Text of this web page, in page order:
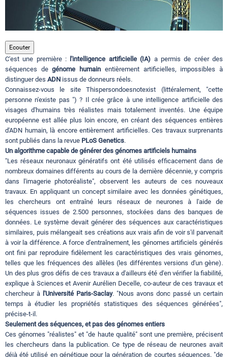
Evenements
Contact
Ecouter
C'est une première : l'intelligence artificielle (IA) a permis de créer des
séquences degénome humain entièrement artificielles, impossibles à
distinguer des ADN issus de donneurs réels.
Connaissez-vous le site Thispersondoesnotexist (littéralement, "cette
personne n'existe pas ") ? Il crée grâce à une intelligence artificielle des
visages d'humains très réalistes mais totalement inventés. Une équipe
européenne est allée plus loin encore, en créant des séquences entières
d'ADN humain, là encore entièrement artificielles. Ces travaux surprenants
sont publiés dans la revue PLoS Genetics.
Un algorithme capable de générer des génomes artificiels humains
"Les réseaux neuronaux génératifs ont été utilisés efficacement dans de
nombreux domaines différents au cours de la dernière décennie, y compris
dans l'imagerie photoréaliste", observent les auteurs de ces nouveaux
travaux. En appliquant un concept similaire avec les données génétiques,
les chercheurs ont entraîné leurs réseaux de neurones à l'aide de
séquences issues de 2.500 personnes, stockées dans des banques de
données. Le système devait générer des séquences aux caractéristiques
similaires, puis mélangeait ses créations aux vrais afin de voir s'il parvenait
à voir la différence. A force d'entraînement, les génomes artificiels générés
ont fini par reproduire fidèlement les caractéristiques des vrais génomes,
telles que les fréquences des allèles (les différentes versions d'un gène).
Un des plus gros défis de ces travaux a d'ailleurs été d'en vérifier la fiabilité,
explique à Sciences et Avenir Aurélien Decelle, co-auteur de ces travaux et
chercheur à l'Université Paris-Saclay. "Nous avons donc passé un certain
temps à étudier les propriétés statistiques des séquences générées",
précise-t-il.
Seulement des séquences, et pas des génomes entiers
Ces génomes "réalistes" et "de haute qualité" sont une première, précisent
les chercheurs dans la publication. Ce type de réseau de neurones avait
déjà été utilisé en génétique pour la génération de courtes séquences, "de